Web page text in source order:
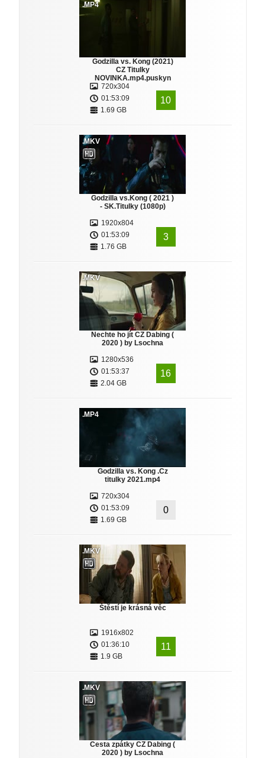
.MP4
Godzilla vs. Kong (2021)
CZ Titulky
NOVINKA.mp4.puskyn
720x304
01:53:09
1.69 GB
10
.MKV
Godzilla vs.Kong ( 2021 )
- SK.Titulky (1080p)
1920x804
01:53:09
1.76 GB
3
.MKV
Nechte ho jít CZ Dabing (
2020 ) by Lsochna
1280x536
01:53:37
2.04 GB
16
.MP4
Godzilla vs. Kong .Cz
titulky 2021.mp4
720x304
01:53:09
1.69 GB
0
.MKV
Štěstí je krásná věc
1916x802
01:36:10
1.9 GB
11
.MKV
Cesta zpátky CZ Dabing (
2020 ) by Lsochna